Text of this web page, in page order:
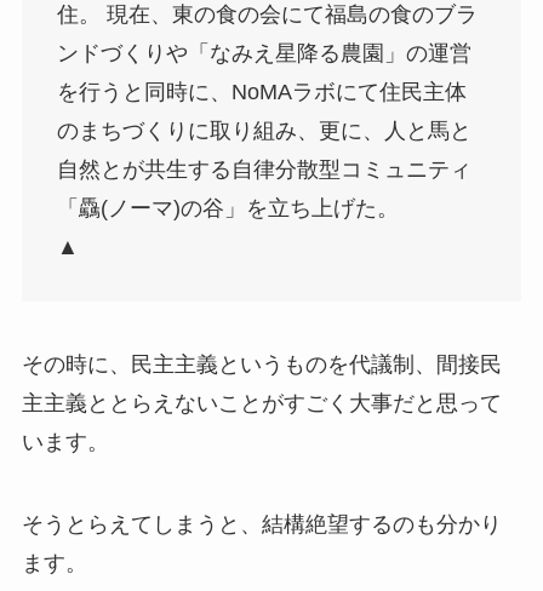
住。 現在、東の食の会にて福島の食のブラ
ンドづくりや「なみえ星降る農園」の運営
を行うと同時に、NoMAラボにて住民主体
のまちづくりに取り組み、更に、人と馬と
自然とが共生する自律分散型コミュニティ
「驫(ノーマ)の谷」を立ち上げた。
▲
その時に、民主主義というものを代議制、間接民
主主義ととらえないことがすごく大事だと思って
います。
そうとらえてしまうと、結構絶望するのも分かり
ます。